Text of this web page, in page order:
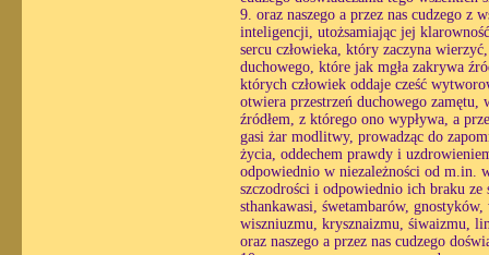
9. oraz naszego a przez nas cudzego
inteligencji, utożsamiając jej
sercu człowieka, który zaczyna
duchowego, które jak mgła zakrywa
których człowiek oddaje cześć
otwiera przestrzeń duchowego zamętu,
źródłem, z którego ono wypływa, a
gasi żar modlitwy, prowadząc do
życia, oddechem prawdy i
odpowiednio w niezależności od m.in.
szczodrości i odpowiednio ich braku
sthankawasi, śwetambarów,
wiszniuzmu, krysznaizmu, śiwaizmu,
oraz naszego a przez nas cudzego